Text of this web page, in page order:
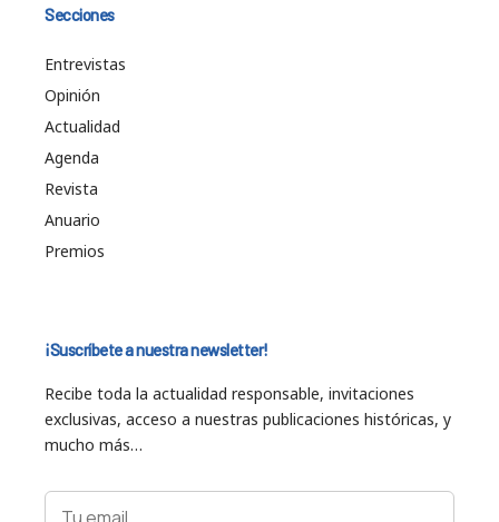
Secciones
Entrevistas
Opinión
Actualidad
Agenda
Revista
Anuario
Premios
¡Suscríbete a nuestra newsletter!
Recibe toda la actualidad responsable, invitaciones
exclusivas, acceso a nuestras publicaciones históricas, y
mucho más…